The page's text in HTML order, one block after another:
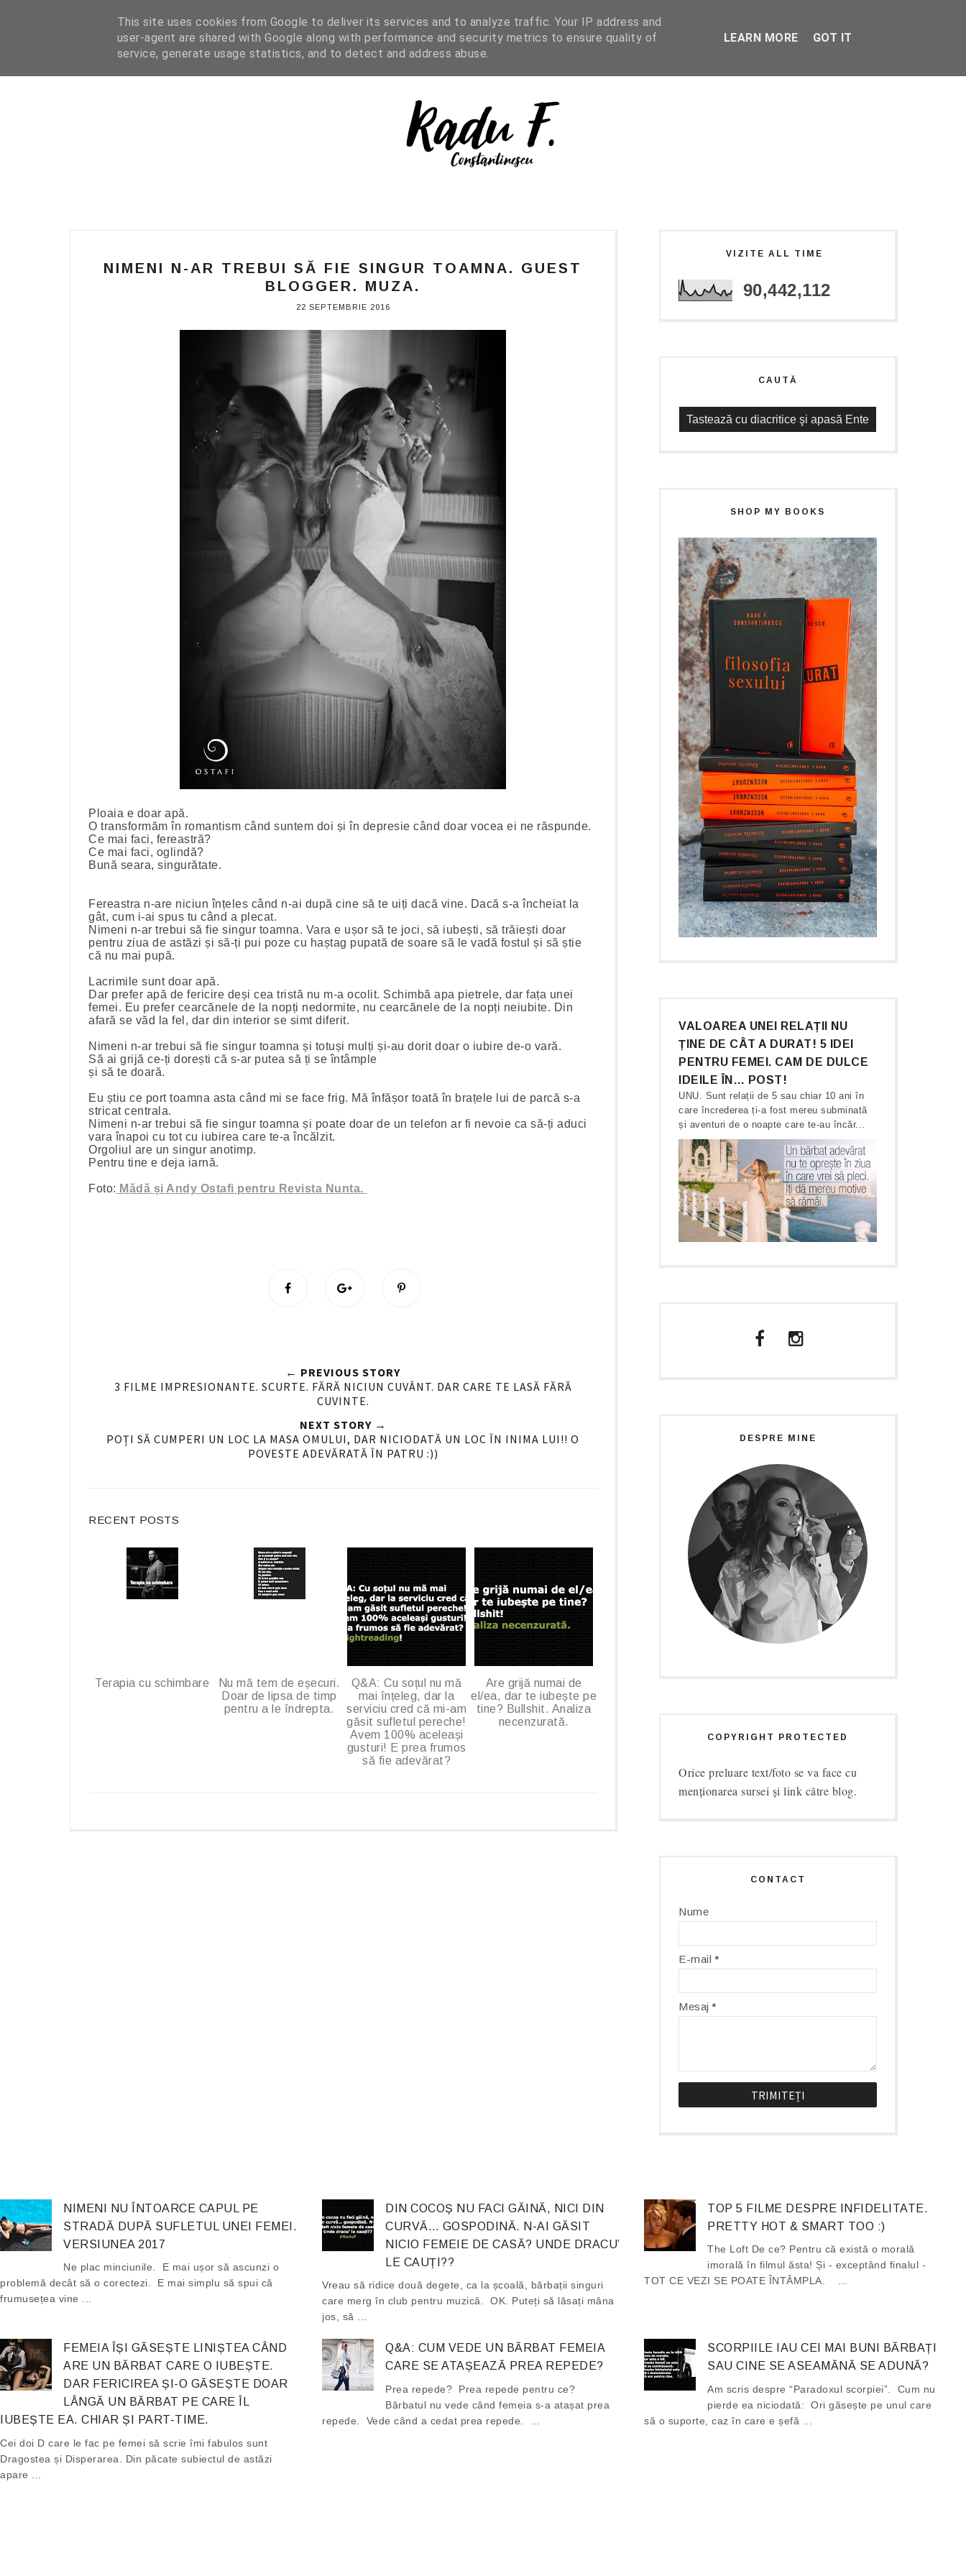
I WANT YOUR TEXT COFFEE READING NIGHT READING ENGLISH SHOP
NIMENI N-AR TREBUI SĂ FIE SINGUR TOAMNA. GUEST
BLOGGER. MUZA.
22 SEPTEMBRIE 2016
Ploaia e doar apă.
O transformăm în romantism când suntem doi și în depresie când doar vocea ei ne răspunde.
Ce mai faci, fereastră?
Ce mai faci, oglindă?
Bună seara, singurătate.
Fereastra n-are niciun înțeles când n-ai după cine să te uiți dacă vine. Dacă s-a încheiat la
gât, cum i-ai spus tu când a plecat.
Nimeni n-ar trebui să fie singur toamna. Vara e ușor să te joci, să iubești, să trăiești doar
pentru ziua de astăzi și să-ți pui poze cu haștag pupată de soare să le vadă fostul și să știe
că nu mai pupă.
Lacrimile sunt doar apă.
Dar prefer apă de fericire deși cea tristă nu m-a ocolit. Schimbă apa pietrele, dar fața unei
femei. Eu prefer cearcănele de la nopți nedormite, nu cearcănele de la nopți neiubite. Din
afară se văd la fel, dar din interior se simt diferit.
Nimeni n-ar trebui să fie singur toamna și totuși mulți și-au dorit doar o iubire de-o vară.
Să ai grijă ce-ți dorești că s-ar putea să ți se întâmple
și să te doară.
Eu știu ce port toamna asta când mi se face frig. Mă înfășor toată în brațele lui de parcă s-a
stricat centrala.
Nimeni n-ar trebui să fie singur toamna și poate doar de un telefon ar fi nevoie ca să-ți aduci
vara înapoi cu tot cu iubirea care te-a încălzit.
Orgoliul are un singur anotimp.
Pentru tine e deja iarnă.
Foto: Mădă și Andy Ostafi pentru Revista Nunta.
n
F
a
c
e
n
o
o
g
u
← PREVIOUS STORY
3 FILME IMPRESIONANTE. SCURTE. FĂRĂ NICIUN CUVÂNT. DAR CARE TE LASĂ FĂRĂ
CUVINTE.
NEXT STORY →
POȚI SĂ CUMPERI UN LOC LA MASA OMULUI, DAR NICIODATĂ UN LOC ÎN INIMA LUI!! O
POVESTE ADEVĂRATĂ ÎN PATRU :))
RECENT POSTS
Terapia cu schimbare
Nu mă tem de eșecuri.
Doar de lipsa de timp
pentru a le îndrepta.
Q&A: Cu soțul nu mă
mai înțeleg, dar la
serviciu cred că mi-am
găsit sufletul pereche!
Avem 100% aceleași
gusturi! E prea frumos
să fie adevărat?
Are grijă numai de
el/ea, dar te iubește pe
tine? Bullshit. Analiza
necenzurată.
VIZITE ALL TIME
90,442,112
CAUTĂ
SHOP MY BOOKS
VALOAREA UNEI RELAȚII NU
ȚINE DE CÂT A DURAT! 5 IDEI
PENTRU FEMEI. CAM DE DULCE
IDEILE ÎN… POST!
UNU. Sunt relații de 5 sau chiar 10 ani în
care încrederea ți-a fost mereu subminată
și aventuri de o noapte care te-au încăr...
DESPRE MINE
COPYRIGHT PROTECTED
Orice preluare text/foto se va face cu
menționarea sursei și link către blog.
CONTACT
Nume
E-mail*
Mesaj*
NIMENI NU ÎNTOARCE CAPUL PE
STRADĂ DUPĂ SUFLETUL UNEI FEMEI.
VERSIUNEA 2017
Ne plac minciunile. E mai ușor să ascunzi o
problemă decât să o corectezi. E mai simplu să spui că
frumusețea vine ...
DIN COCOȘ NU FACI GĂINĂ, NICI DIN
CURVĂ… GOSPODINĂ. N-AI GĂSIT
NICIO FEMEIE DE CASĂ? UNDE DRACU’
LE CAUȚI??
Vreau să ridice două degete, ca la școală, bărbații singuri
care merg în club pentru muzică. OK. Puteți să lăsați mâna
jos, să ...
TOP 5 FILME DESPRE INFIDELITATE.
PRETTY HOT & SMART TOO :)
The Loft De ce? Pentru că există o morală
imorală în filmul ăsta! Și - exceptând finalul -
TOT CE VEZI SE POATE ÎNTÂMPLA. ...
FEMEIA ÎȘI GĂSEȘTE LINIȘTEA CÂND
ARE UN BĂRBAT CARE O IUBEȘTE.
DAR FERICIREA ȘI-O GĂSEȘTE DOAR
LÂNGĂ UN BĂRBAT PE CARE ÎL
IUBEȘTE EA. CHIAR ȘI PART-TIME.
Cei doi D care le fac pe femei să scrie îmi fabulos sunt
Dragostea și Disperarea. Din păcate subiectul de astăzi
apare ...
Q&A: CUM VEDE UN BĂRBAT FEMEIA
CARE SE ATAȘEAZĂ PREA REPEDE?
Prea repede? Prea repede pentru ce?
Bărbatul nu vede când femeia s-a atașat prea
repede. Vede când a cedat prea repede. ...
SCORPIILE IAU CEI MAI BUNI BĂRBAȚI
SAU CINE SE ASEAMĂNĂ SE ADUNĂ?
Am scris despre “Paradoxul scorpiei”. Cum nu
pierde ea niciodată: Ori găsește pe unul care
să o suporte, caz în care e șefă ...
This site uses cookies from Google to deliver its services and to analyze traffic. Your IP address and
user-agent are shared with Google along with performance and security metrics to ensure quality of
service, generate usage statistics, and to detect and address abuse.
LEARN MORE GOT IT